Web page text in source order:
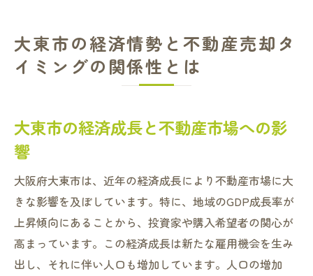
大東市の経済情勢と不動産売却タ
イミングの関係性とは
大東市の経済成長と不動産市場への影
響
大阪府大東市は、近年の経済成長により不動産市場に大
きな影響を及ぼしています。特に、地域のGDP成長率が
上昇傾向にあることから、投資家や購入希望者の関心が
高まっています。この経済成長は新たな雇用機会を生み
出し、それに伴い人口も増加しています。人口の増加